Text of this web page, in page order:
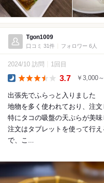
Tgon1009
口コミ 31件 フォロワー 6人
2024/10 訪問 1回目
3.7 ￥3,000
出張先でふらっと入りました
地物を多く使われており、注
特にタコの吸盤の天ぷらが美
注文はタブレットを使って行
で、こ...